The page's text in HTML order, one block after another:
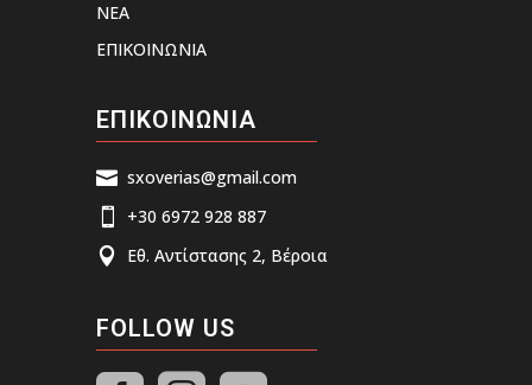
ΝΕΑ
ΕΠΙΚΟΙΝΩΝΙΑ
ΕΠΙΚΟΙΝΩΝΙΑ
 sxoverias@gmail.com
 +30 6972 928 887
 Εθ. Αντίστασης 2, Βέροια
FOLLOW US